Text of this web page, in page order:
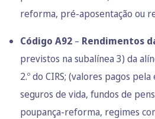
reforma, pré-aposentação ou
Código A92 – Rendimentos
previstos na subalínea 3) da
2.º do CIRS; (valores pagos
seguros de vida, fundos de
poupança-reforma, regimes